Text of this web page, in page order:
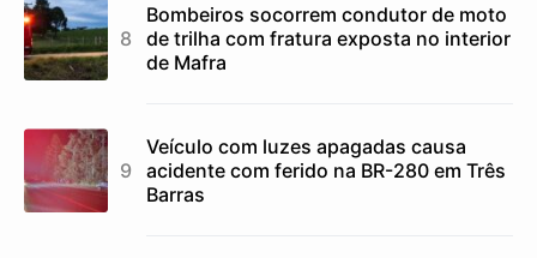
Bombeiros socorrem condutor de moto
de trilha com fratura exposta no interior
de Mafra
Veículo com luzes apagadas causa
acidente com ferido na BR-280 em Três
Barras